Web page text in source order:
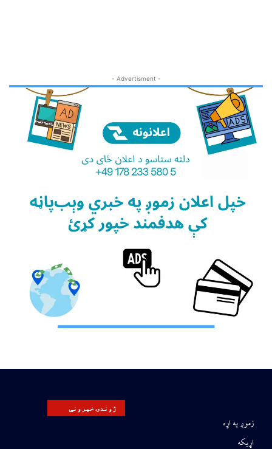
- Advertisment -
ژوندۍ خپرونې
زموږ په اړه
اړیکه